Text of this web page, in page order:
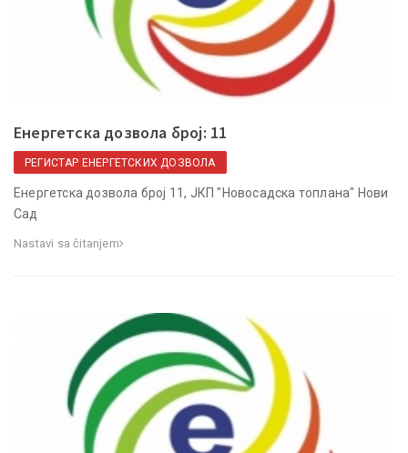
Енергетска дозвола број: 11
РЕГИСТАР ЕНЕРГЕТСКИХ ДОЗВОЛА
Енергетска дозвола број 11, ЈКП "Новосадска топлана" Нови
Сад
Nastavi sa čitanjem